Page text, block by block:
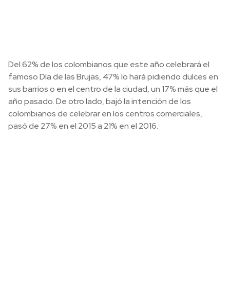
Del 62% de los colombianos que este año celebrará el
famoso Día de las Brujas, 47% lo hará pidiendo dulces en
sus barrios o en el centro de la ciudad, un 17% más que el
año pasado. De otro lado, bajó la intención de los
colombianos de celebrar en los centros comerciales,
pasó de 27% en el 2015 a 21% en el 2016.